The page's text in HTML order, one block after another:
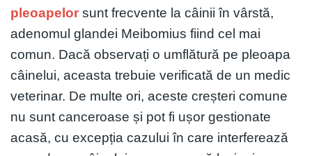
pleoapelor sunt frecvente la câinii în vârstă,
adenomul glandei Meibomius fiind cel mai
comun. Dacă observați o umflătură pe pleoapa
câinelui, aceasta trebuie verificată de un medic
veterinar. De multe ori, aceste creșteri comune
nu sunt canceroase și pot fi ușor gestionate
acasă, cu excepția cazului în care interferează